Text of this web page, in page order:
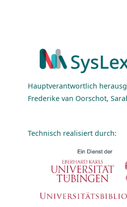
Hauptverantwortlich
Frederike van Oorschot,
Technisch realisiert durch: